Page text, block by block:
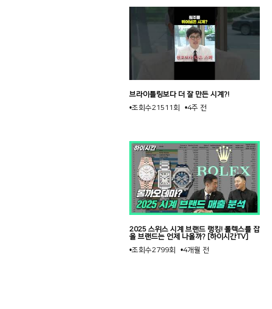
브라이틀링보다 더 잘 만든 시계?!
•조회수21511회 •4주 전
2025 스위스 시계 브랜드 랭킹! 롤렉스를 잡
을 브랜드는 언제 나올까? [하이시간TV]
•조회수2799회 •4개월 전